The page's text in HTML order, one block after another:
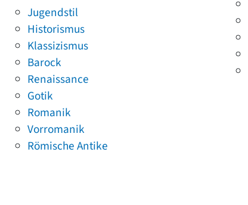
Jugendstil
Historismus
Klassizismus
Barock
Renaissance
Gotik
Romanik
Vorromanik
Römische Antike